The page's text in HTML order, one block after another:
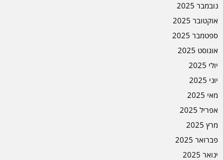
נובמבר 2025
אוקטובר 2025
ספטמבר 2025
אוגוסט 2025
יולי 2025
יוני 2025
מאי 2025
אפריל 2025
מרץ 2025
פברואר 2025
ינואר 2025